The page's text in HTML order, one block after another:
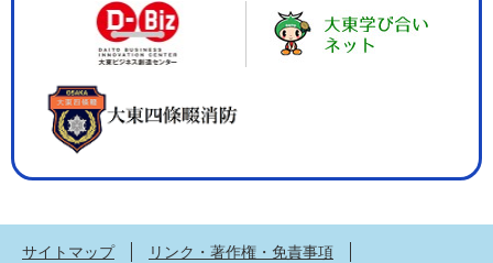
サイトマップ
リンク・著作権・免責事項